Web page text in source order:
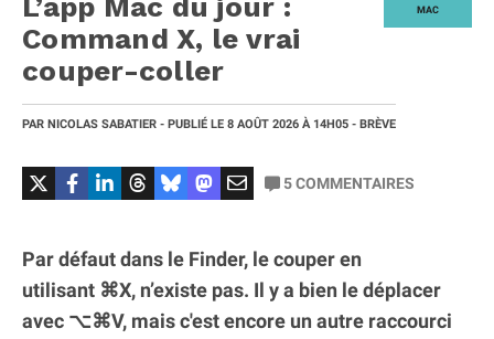
MAC
L’app Mac du jour :
Command X, le vrai
couper-coller
PAR NICOLAS SABATIER - PUBLIÉ LE 8 AOÛT 2026 À 14H05 - BRÈVE
5COMMENTAIRES
Par défaut dans le Finder, le couper en
utilisant ⌘X, n’existe pas. Il y a bien le déplacer
avec ⌥⌘V, mais c'est encore un autre raccourci